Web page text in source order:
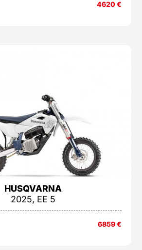
4620 €
HUSQVARNA
2025, EE 5
6859€